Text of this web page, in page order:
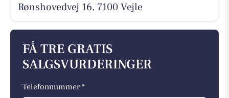
Rønshovedvej 16, 7100 Vejle
FÅ TRE GRATIS
SALGSVURDERINGER
Telefonnummer *